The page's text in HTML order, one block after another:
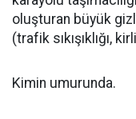
oluşturan büyük
(trafik sıkışıklığı,
Kimin umurunda.